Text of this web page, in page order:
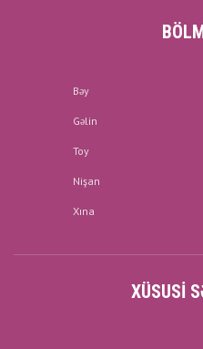
Bəy
Gəlin
Toy
Nişan
Xına
XÜSUSI